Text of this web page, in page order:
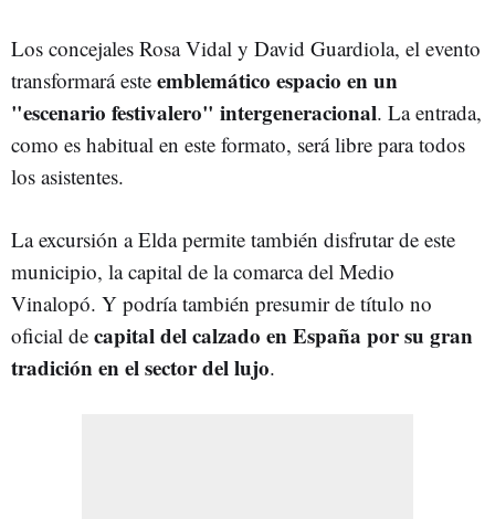
Los concejales Rosa Vidal y David Guardiola, el evento
transformará este emblemático espacio en un
"escenario festivalero" intergeneracional. La entrada,
como es habitual en este formato, será libre para todos
los asistentes.
La excursión a Elda permite también disfrutar de este
municipio, la capital de la comarca del Medio
Vinalopó. Y podría también presumir de título no
oficial de capital del calzado en España por su gran
tradición en el sector del lujo.